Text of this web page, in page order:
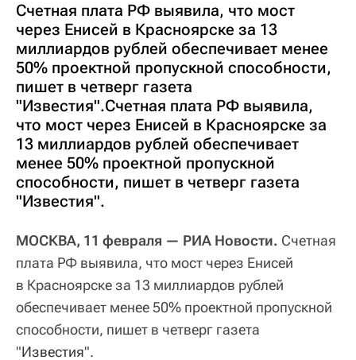
Счетная плата РФ выявила, что мост
через Енисей в Красноярске за 13
миллиардов рублей обеспечивает менее
50% проектной пропускной способности,
пишет в четверг газета
"Известия".Счетная плата РФ выявила,
что мост через Енисей в Красноярске за
13 миллиардов рублей обеспечивает
менее 50% проектной пропускной
способности, пишет в четверг газета
"Известия".
МОСКВА, 11 февраля — РИА Новости. Счетная
плата РФ выявила, что мост через Енисей
в Красноярске за 13 миллиардов рублей
обеспечивает менее 50% проектной пропускной
способности, пишет в четверг газета
"Известия".